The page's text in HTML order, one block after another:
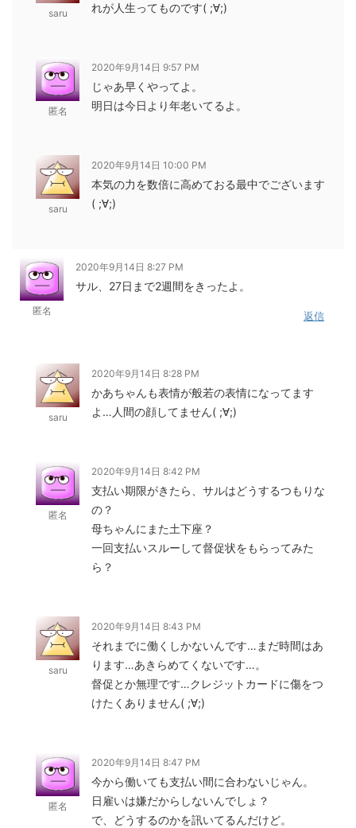
saru
れが人生ってものです( ;∀;)
匿名
2020年9月14日 9:57 PM
じゃあ早くやってよ。
明日は今日より年老いてるよ。
saru
2020年9月14日 10:00 PM
本気の力を数倍に高めておる最中でございます
( ;∀;)
匿名
2020年9月14日 8:27 PM
サル、27日まで2週間をきったよ。
返信
saru
2020年9月14日 8:28 PM
かあちゃんも表情が般若の表情になってます
よ…人間の顔してません( ;∀;)
匿名
2020年9月14日 8:42 PM
支払い期限がきたら、サルはどうするつもりな
の？
母ちゃんにまた土下座？
一回支払いスルーして督促状をもらってみた
ら？
saru
2020年9月14日 8:43 PM
それまでに働くしかないんです…まだ時間はあ
ります…あきらめてくないです…。
督促とか無理です…クレジットカードに傷をつ
けたくありません( ;∀;)
匿名
2020年9月14日 8:47 PM
今から働いても支払い間に合わないじゃん。
日雇いは嫌だからしないんでしょ？
で、どうするのかを訊いてるんだけど。